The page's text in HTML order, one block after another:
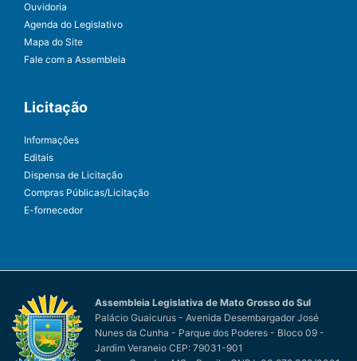
Ouvidoria
Agenda do Legislativo
Mapa do Site
Fale com a Assembleia
Licitação
Informações
Editais
Dispensa de Licitação
Compras Públicas/Licitação
E-fornecedor
Assembleia Legislativa de Mato Grosso do Sul
Palácio Guaicurus - Avenida Desembargador José
Nunes da Cunha - Parque dos Poderes - Bloco 09 -
Jardim Veraneio CEP: 79031-901